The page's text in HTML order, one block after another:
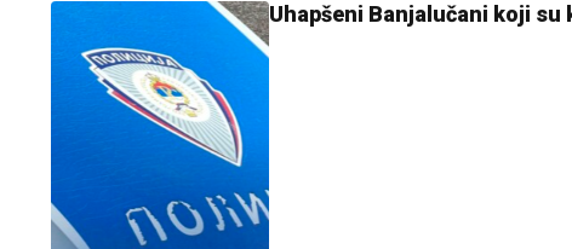
Uhapšeni Banjalučani koji